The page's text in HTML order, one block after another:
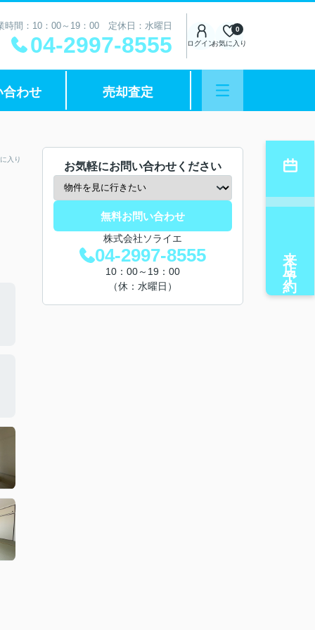
時間：10：00～19：00 定休日：水曜日
04-2997-8555 ログインお気に入り
0
合わせ 売却査定
入り
お気軽にお問い合わせください
無料お問い合わせ
株式会社ソライエ
04-2997-8555
10：00～19：00
（休：水曜日）
来店予約